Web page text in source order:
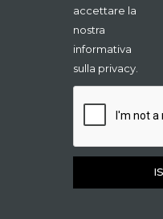
accettare la
nostra
informativa
sulla privacy.